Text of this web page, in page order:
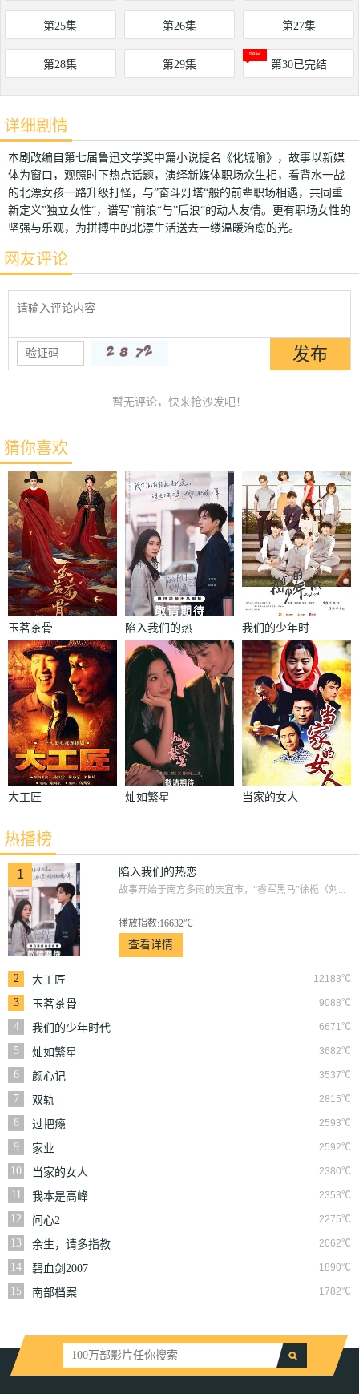
第25集 第26集 第27集
第28集 第29集 第30已完结
详细剧情
本剧改编自第七届鲁迅文学奖中篇小说提名《化城喻》，故事以新媒
体为窗口，观照时下热点话题，演绎新媒体职场众生相，看背水一战
的北漂女孩一路升级打怪，与”奋斗灯塔“般的前辈职场相遇，共同重
新定义”独立女性“，谱写”前浪“与”后浪“的动人友情。更有职场女性的
坚强与乐观，为拼搏中的北漂生活送去一缕温暖治愈的光。
网友评论
暂无评论，快来抢沙发吧！
猜你喜欢
玉茗茶骨
陷入我们的热
恋
我们的少年时
代
大工匠 灿如繁星 当家的女人
热播榜
1 陷入我们的热恋
故事开始于南方多雨的庆宜市，“睿军黑马”徐栀（刘...
播放指数:16632℃
查看详情
2 12183℃
大工匠
3
9088℃
玉茗茶骨
4
6671℃
我们的少年时代
5
3682℃
灿如繁星
6
3537℃
颜心记
7
2815℃
双轨
8
2593℃
过把瘾
9
2592℃
家业
10
2380℃
当家的女人
11
2353℃
我本是高峰
12
2275℃
问心2
13
2062℃
余生，请多指教
14
1890℃
碧血剑2007
15
1782℃
南部档案